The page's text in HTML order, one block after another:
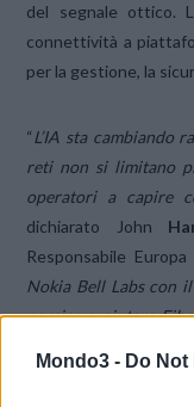
Mondo3 - Do
del segnale ottico.
connettività a
per la gestione, la
“L’IA sta cambiando
reti non si limitano
operatori a capire
dichiarato John
Responsabile Europa
Nokia Bell Labs con
possiamo aiutare
una piattaforma
infrastrutture